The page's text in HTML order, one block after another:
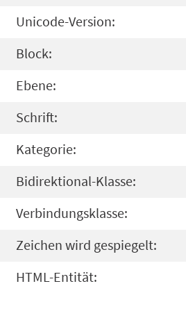
Unicode-Version:
Block:
Ebene:
Schrift:
Kategorie:
Bidirektional-Klasse:
Verbindungsklasse:
Zeichen wird gespiegelt:
HTML-Entität: